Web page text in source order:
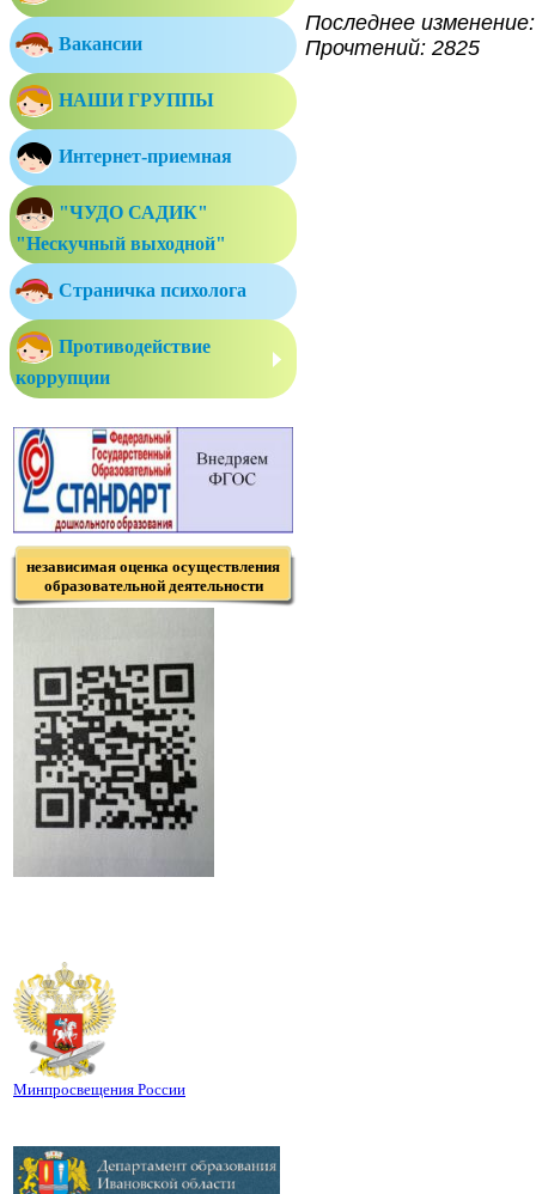
Вакансии
НАШИ ГРУППЫ
Интернет-приемная
"ЧУДО САДИК"
"Нескучный выходной"
Страничка психолога
Противодействие
коррупции
независимая оценка осуществления
образовательной деятельности
Минпросвещения России
Последнее
Прочтений: 2825